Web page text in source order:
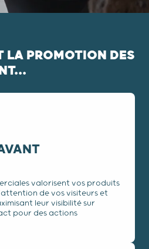
LA PROMOTION DES
valorisent vos produits
de vos visiteurs et
leur visibilité sur
pour des actions